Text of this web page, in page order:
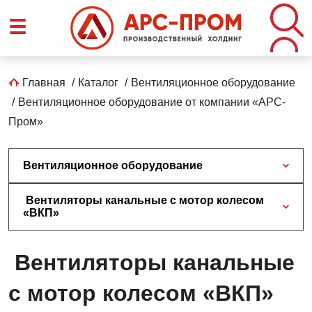
☰
Строка
навигации
Главная Каталог
Вентиляционное оборудование
Вентиляционное оборудование от компании «АРС-
Пром»
Вентиляционное оборудование
Вентиляторы канальные с мотор колесом
«ВКП»
Вентиляторы канальные
с мотор колесом «ВКП»